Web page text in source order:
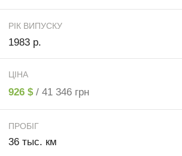
РІК ВИПУСКУ
1983 р.
ЦІНА
926 $ / 41 346 грн
ПРОБІГ
36 тыс. км